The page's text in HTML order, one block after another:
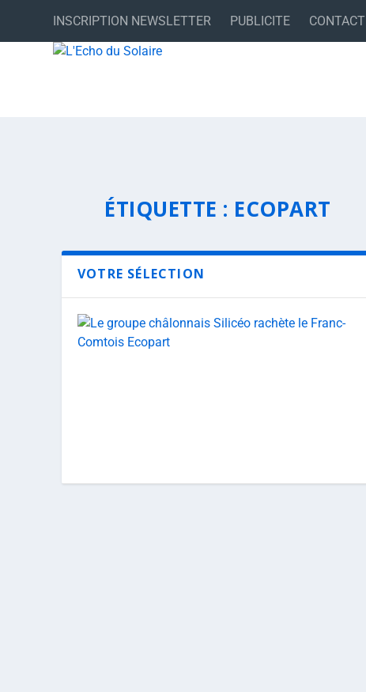
INSCRIPTION NEWSLETTER PUBLICITE CONTACT
ÉTIQUETTE : ECOPART
VOTRE SÉLECTION